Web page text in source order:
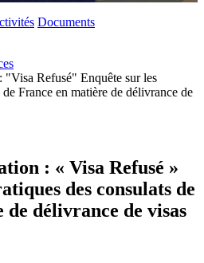
Documents
"Visa Refusé" Enquête sur les
France en matière de délivrance de
: « Visa Refusé »
des consulats de
délivrance de visas